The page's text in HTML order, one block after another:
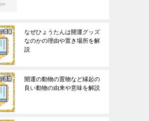
なぜひょうたんは開運グッズ
なのかの理由や置き場所を解
説
開運の動物の置物など縁起の
良い動物の由来や意味を解説